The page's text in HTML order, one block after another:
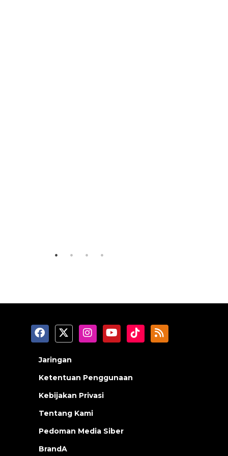
Jaringan
Ketentuan Penggunaan
Kebijakan Privasi
Tentang Kami
Pedoman Media Siber
BrandA